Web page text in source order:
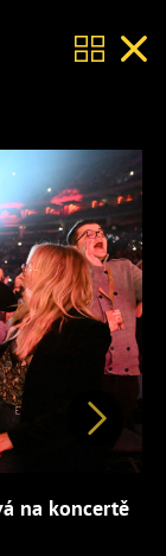
Další
na koncertě